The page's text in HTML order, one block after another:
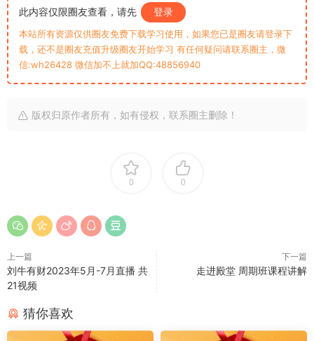
此内容仅限圈友查看，请先 登录
本站所有资源仅供圈友免费下载学习使用，如果您已是圈友请登录下
载，还不是圈友充值升级圈友开始学习 有任何疑问请联系圈主，微
信:wh26428 微信加不上就加QQ:48856940
版权归原作者所有，如有侵权，联系圈主删除！
0 0
上一篇
刘牛有财2023年5月-7月直播 共
21视频
下一篇
走进殿堂 周期班课程讲解
猜你喜欢